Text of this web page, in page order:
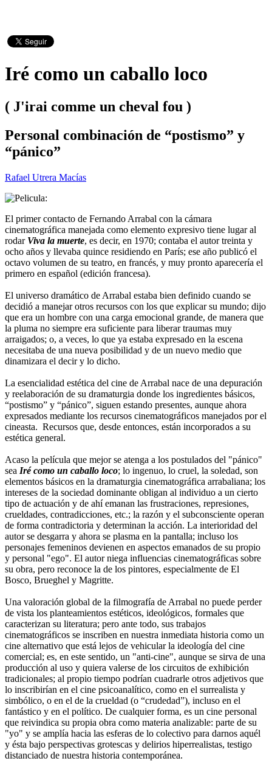
Iré como un caballo loco
( J'irai comme un cheval fou )
Personal combinación de “postismo” y
“pánico”
Rafael Utrera Macías
El primer contacto de Fernando Arrabal con la cámara
cinematográfica manejada como elemento expresivo tiene lugar al
rodar Viva la muerte, es decir, en 1970; contaba el autor treinta y
ocho años y llevaba quince residiendo en París; ese año publicó el
octavo volumen de su teatro, en francés, y muy pronto aparecería el
primero en español (edición francesa).
El universo dramático de Arrabal estaba bien definido cuando se
decidió a manejar otros recursos con los que explicar su mundo; dijo
que era un hombre con una carga emocional grande, de manera que
la pluma no siempre era suficiente para liberar traumas muy
arraigados; o, a veces, lo que ya estaba expresado en la escena
necesitaba de una nueva posibilidad y de un nuevo medio que
dinamizara el decir y lo dicho.
La esencialidad estética del cine de Arrabal nace de una depuración
y reelaboración de su dramaturgia donde los ingredientes básicos,
“postismo” y “pánico”, siguen estando presentes, aunque ahora
expresados mediante los recursos cinematográficos manejados por el
cineasta. Recursos que, desde entonces, están incorporados a su
estética general.
Acaso la película que mejor se atenga a los postulados del "pánico"
sea Iré como un caballo loco; lo ingenuo, lo cruel, la soledad, son
elementos básicos en la dramaturgia cinematográfica arrabaliana; los
intereses de la sociedad dominante obligan al individuo a un cierto
tipo de actuación y de ahí emanan las frustraciones, represiones,
crueldades, contradicciones, etc.; la razón y el subconsciente operan
de forma contradictoria y determinan la acción. La interioridad del
autor se desgarra y ahora se plasma en la pantalla; incluso los
personajes femeninos devienen en aspectos emanados de su propio
y personal "ego". El autor niega influencias cinematográficas sobre
su obra, pero reconoce la de los pintores, especialmente de El
Bosco, Brueghel y Magritte.
Una valoración global de la filmografía de Arrabal no puede perder
de vista los planteamientos estéticos, ideológicos, formales que
caracterizan su literatura; pero ante todo, sus trabajos
cinematográficos se inscriben en nuestra inmediata historia como un
cine alternativo que está lejos de vehicular la ideología del cine
comercial; es, en este sentido, un "anti-cine", aunque se sirva de una
producción al uso y quiera valerse de los circuitos de exhibición
tradicionales; al propio tiempo podrían cuadrarle otros adjetivos que
lo inscribirían en el cine psicoanalítico, como en el surrealista y
simbólico, o en el de la crueldad (o “crudedad”), incluso en el
fantástico y en el político. De cualquier forma, es un cine personal
que reivindica su propia obra como materia analizable: parte de su
"yo" y se amplía hacia las esferas de lo colectivo para darnos aquél
y ésta bajo perspectivas grotescas y delirios hiperrealistas, testigo
distanciado de nuestra historia contemporánea.